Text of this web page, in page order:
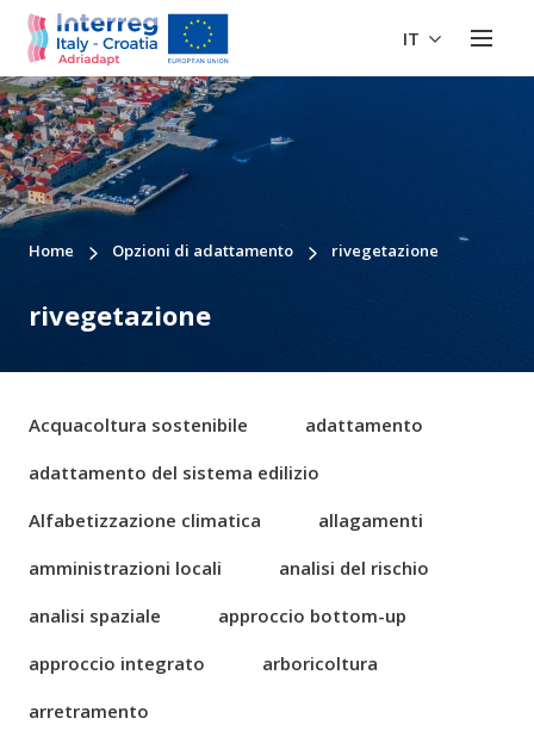
IT
Home Opzioni di adattamento rivegetazione
rivegetazione
Acquacoltura sostenibile
adattamento
adattamento del sistema edilizio
Alfabetizzazione climatica
allagamenti
amministrazioni locali
analisi del rischio
analisi spaziale
approccio bottom-up
approccio integrato
arboricoltura
arretramento